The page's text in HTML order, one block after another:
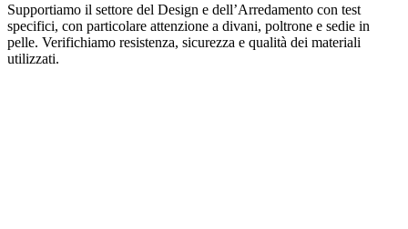
Supportiamo il settore del Design e dell’Arredamento con test
specifici, con particolare attenzione a divani, poltrone e sedie in
pelle. Verifichiamo resistenza, sicurezza e qualità dei materiali
utilizzati.